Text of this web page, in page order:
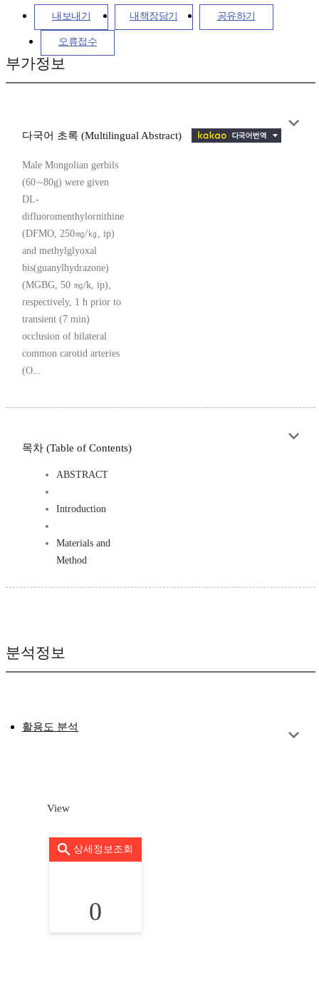
내보내기 내책장담기 공유하기
오류접수
부가정보
다국어 초록 (Multilingual Abstract)
Male Mongolian gerbils
(60∼80g) were given
DL-
difluoromenthylornithine
(DFMO, 250㎎/㎏, ip)
and methylglyoxal
bis(guanylhydrazone)
(MGBG, 50 ㎎/k, ip),
respectively, 1 h prior to
transient (7 min)
occlusion of bilateral
common carotid arteries
(O...
목차 (Table of Contents)
ABSTRACT
Introduction
Materials and
Method
분석정보
활용도 분석
View
상세정보조회
0